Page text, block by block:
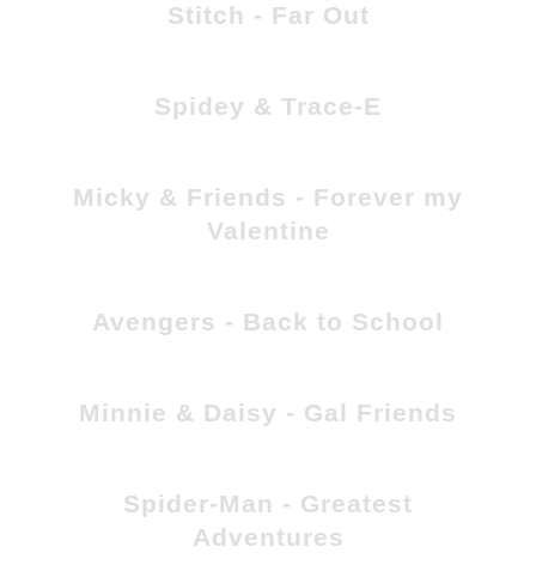
Stitch - Far Out
Spidey & Trace-E
Micky & Friends - Forever my
Valentine
Avengers - Back to School
Minnie & Daisy - Gal Friends
Spider-Man - Greatest
Adventures